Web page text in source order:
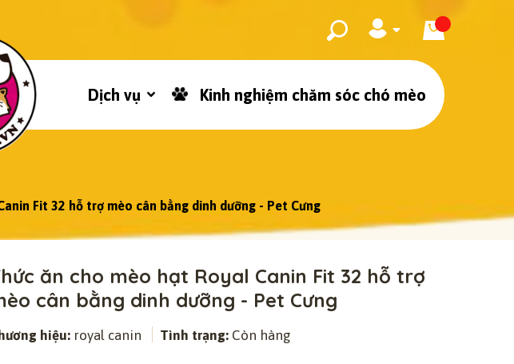
Dịch vụ Kinh nghiệm chăm sóc chó mèo
Fit 32 hỗ trợ mèo cân bằng dinh dưỡng - Pet Cưng
ăn cho mèo hạt Royal Canin Fit 32 hỗ trợ
cân bằng dinh dưỡng - Pet Cưng
hiệu: royal canin Tình trạng: Còn hàng